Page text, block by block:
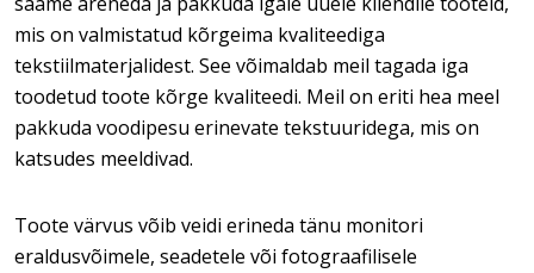
mis on valmistatud kõrgeima kvaliteediga
tekstiilmaterjalidest. See võimaldab meil tagada iga
toodetud toote kõrge kvaliteedi. Meil on eriti hea meel
pakkuda voodipesu erinevate tekstuuridega, mis on
katsudes meeldivad.
Toote värvus võib veidi erineda tänu monitori
eraldusvõimele, seadetele või fotograafilisele